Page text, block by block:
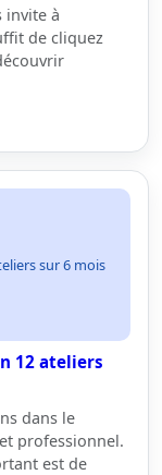
invite à
de cliquez
sur 6 mois
12 ateliers
dans le
professionnel.
est de